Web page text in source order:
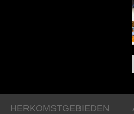
HERKOMSTGEBIEDEN